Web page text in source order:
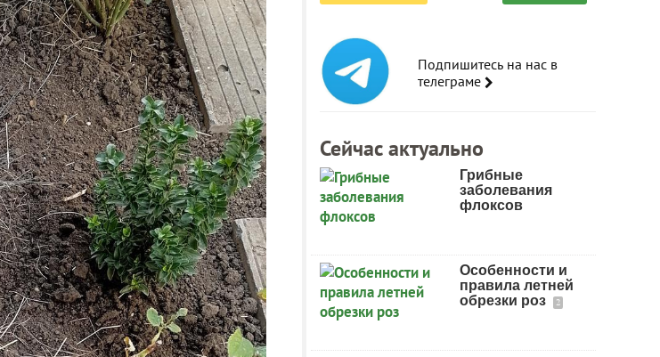
Подпишитесь на нас в
телеграме
Сейчас актуально
Грибные
заболевания
флоксов
Особенности и
правила летней
обрезки роз
2